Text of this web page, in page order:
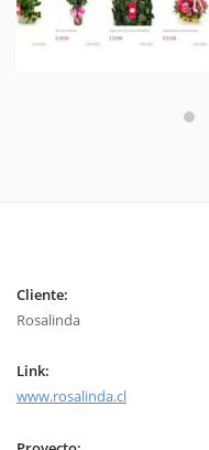
Cliente:
Rosalinda
Link:
www.rosalinda.cl